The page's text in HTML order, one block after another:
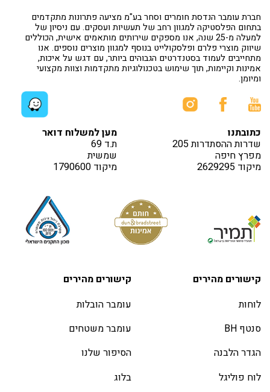
חברת עומבר הנדסת חומרים וסחר בע"מ מציעה פתרונות מתקדמים
בתחום הפלסטיקה למגוון רחב של תעשיות ועסקים. עם ניסיון של
למעלה מ-25 שנה, אנו מספקים שירותים מותאמים אישית, הכוללים
שיווק מוצרי פלרם ופלסקולייט בנוסף למגוון מוצרים נוספים. אנו
מתחייבים לעמוד בסטנדרטים הגבוהים ביותר, עם דגש על איכות,
אמינות וקיימות, תוך שימוש בטכנולוגיות מתקדמות וצוות מקצועי
ומיומן.
כתובתנו
שדרות ההסתדרות 205
מפרץ חיפה
מיקוד 2629295
מען למשלוח דואר
ת.ד 69
שמשית
מיקוד 1790600
קישורים מהירים
לוחות
סנטף BH
הגדר הלבנה
לוח פוליגל
קישורים מהירים
עומבר הובלות
עומבר משטחים
הסיפור שלנו
בלוג